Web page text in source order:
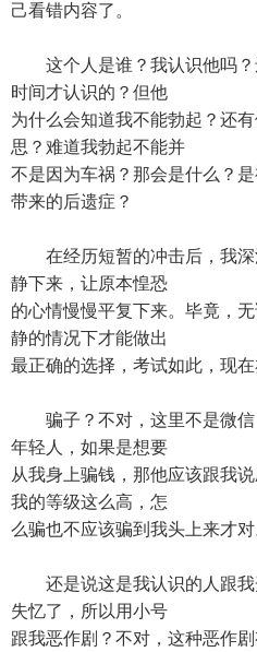
己看错内容了。
这个人是谁？我认识他吗？
时间才认识的？但他
为什么会知道我不能勃起？还
思？难道我勃起不能并
不是因为车祸？那会是什么？
带来的后遗症？
在经历短暂的冲击后，我深
静下来，让原本惶恐
的心情慢慢平复下来。毕竟，
静的情况下才能做出
最正确的选择，考试如此，现在
骗子？不对，这里不是微信
年轻人，如果是想要
从我身上骗钱，那他应该跟我
我的等级这么高，怎
么骗也不应该骗到我头上来才对
还是说这是我认识的人跟我
失忆了，所以用小号
跟我恶作剧？不对，这种恶作